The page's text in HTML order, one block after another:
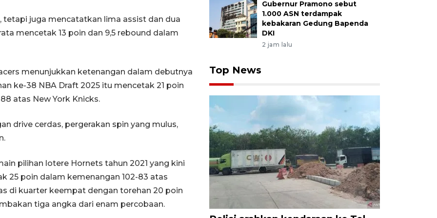
juga mencatatkan lima assist dan dua
mencetak 13 poin dan 9,5 rebound dalam
menunjukkan ketenangan dalam debutnya
ke-38 NBA Draft 2025 itu mencetak 21 poin
atas New York Knicks.
drive cerdas, pergerakan spin yang mulus,
pilihan lotere Hornets tahun 2021 yang kini
25 poin dalam kemenangan 102-83 atas
di kuarter keempat dengan torehan 20 poin
tiga angka dari enam percobaan.
Gubernur Pramono sebut
1.000 ASN terdampak
kebakaran Gedung Bapenda
DKI
2 jam lalu
Top News